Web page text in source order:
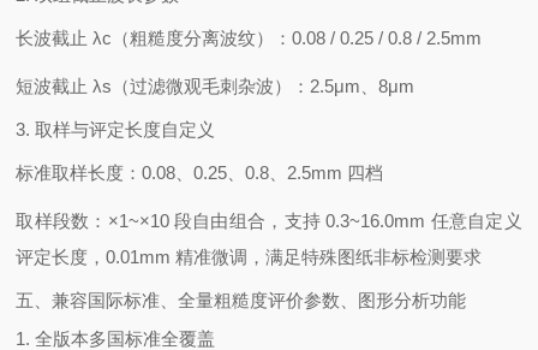
长波截止 λc（粗糙度分离波纹）：0.08 / 0.25 / 0.8 / 2.5mm
短波截止 λs（过滤微观毛刺杂波）：2.5μm、8μm
3. 取样与评定长度自定义
标准取样长度：0.08、0.25、0.8、2.5mm 四档
取样段数：×1~×10 段自由组合，支持 0.3~16.0mm 任意自定义
评定长度，0.01mm 精准微调，满足特殊图纸非标检测要求
五、兼容国际标准、全量粗糙度评价参数、图形分析功能
1. 全版本多国标准全覆盖